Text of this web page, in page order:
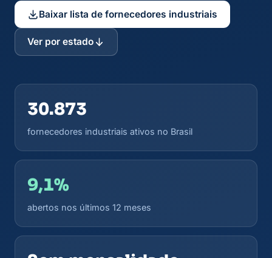
Baixar lista de fornecedores industriais
Ver por estado
30.873
fornecedores industriais ativos no Brasil
9,1%
abertos nos últimos 12 meses